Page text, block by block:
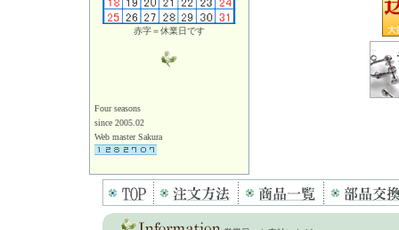
赤字＝休業日です
Four seasons
since 2005.02
Web master Sakura